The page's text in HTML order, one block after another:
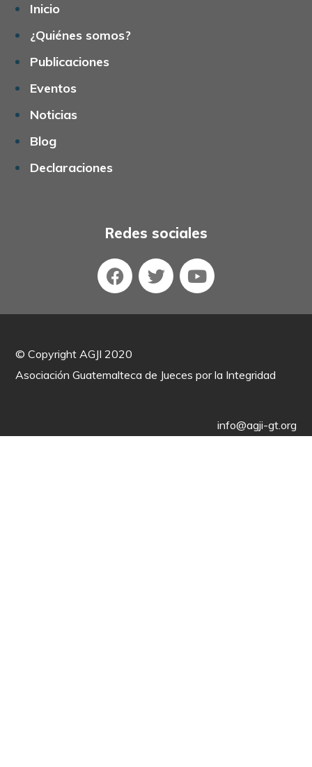
Inicio
¿Quiénes somos?
Publicaciones
Eventos
Noticias
Blog
Declaraciones
Redes sociales
©Copyright AGJI 2020
Asociación Guatemalteca de Jueces por la Integridad
info@agji-gt.org